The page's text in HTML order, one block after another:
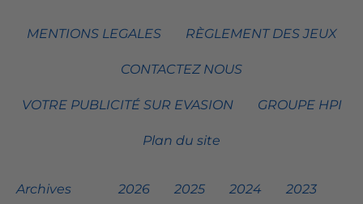
MENTIONS LEGALES RÈGLEMENT DES JEUX
CONTACTEZ NOUS
VOTRE PUBLICITÉ SUR EVASION GROUPE HPI
Plan du site
Archives 2026 2025 2024 2023